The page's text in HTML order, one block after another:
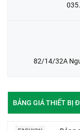
82/14/32A
BẢNG GIÁ THIẾT BỊ